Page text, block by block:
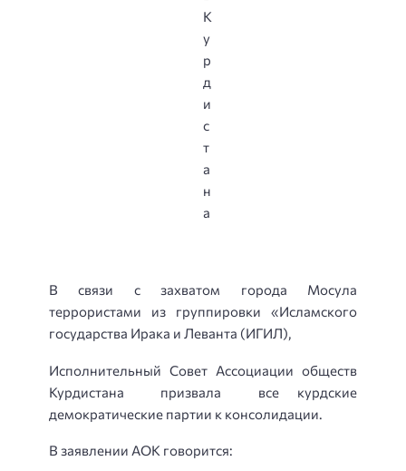
В связи с захватом города Мосула
террористами из группировки «Исламского
государства Ирака и Леванта (ИГИЛ),
Исполнительный Совет Ассоциации обществ
Курдистана призвала все курдские
демократические партии к консолидации.
В заявлении АОК говорится: